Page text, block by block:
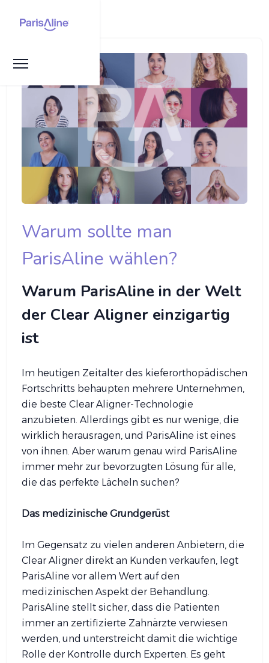
Warum sollte man
ParisAline wählen?
Warum ParisAline in der Welt
der Clear Aligner einzigartig
ist
Im heutigen Zeitalter des kieferorthopädischen
Fortschritts behaupten mehrere Unternehmen,
die beste Clear Aligner-Technologie
anzubieten. Allerdings gibt es nur wenige, die
wirklich herausragen, und ParisAline ist eines
von ihnen. Aber warum genau wird ParisAline
immer mehr zur bevorzugten Lösung für alle,
die das perfekte Lächeln suchen?
Das medizinische Grundgerüst
Im Gegensatz zu vielen anderen Anbietern, die
Clear Aligner direkt an Kunden verkaufen, legt
ParisAline vor allem Wert auf den
medizinischen Aspekt der Behandlung.
ParisAline stellt sicher, dass die Patienten
immer an zertifizierte Zahnärzte verwiesen
werden, und unterstreicht damit die wichtige
Rolle der Kontrolle durch Experten. Es geht